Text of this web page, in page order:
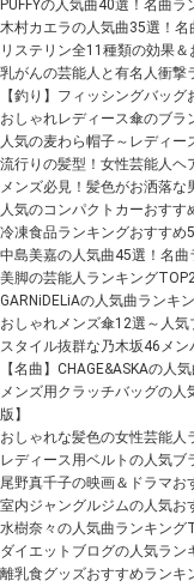
PUFFYの人気曲40選！名曲
木村カエラの人気曲35選！名
リステリン全11種類の効果＆
乳がんの芸能人と有名人衝撃
【釣り】フィッシングバッ
おしゃれレディース傘のブラ
人気の麦わら帽子～レディー
流行りの髪型！女性芸能人ヘ
メンズ必見！髪色がお洒落な
人気のコンパクトカーおすす
冷凍食品ランキングおすすめ
中島美嘉の人気曲45選！名曲
美脚の芸能人ランキング
GARNiDELiAの人気曲ランキ
おしゃれメンズ傘12選～人気
スタイル抜群な乃木坂46メン
【名曲】CHAGE&ASKAの人
メンズ用クラッチバッグの
版】
おしゃれな髪色の女性芸能人
レディース用ベルトの人気ブ
尾野真千子の映画＆ドラマお
室内ジャングルジムの人気お
水樹奈々の人気曲ランキング
ダイエットブログの人気ラン
離乳食グッズおすすめランキ